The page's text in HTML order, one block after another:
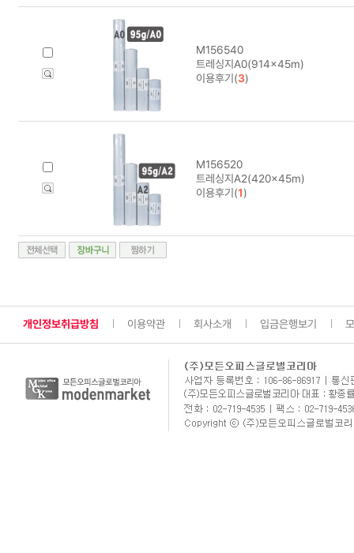
M156540
트레싱지A0(914x45m)
이용후기(3)
M156520
트레싱지A2(420x45m)
이용후기(1)
개인정보취급방침 이용약관 회사소개 입금은행보기